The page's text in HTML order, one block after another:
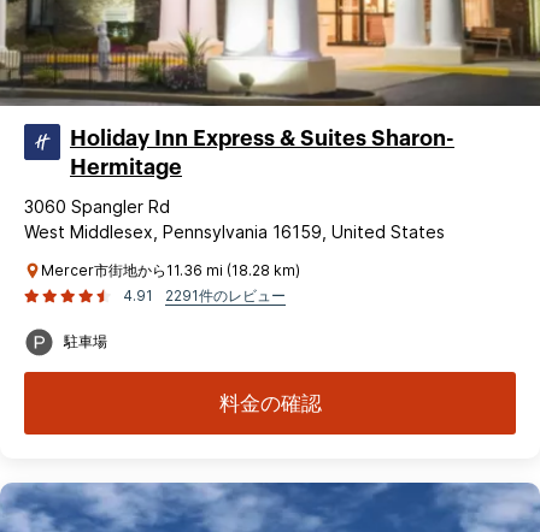
Holiday Inn Express & Suites Sharon-
Hermitage
3060 Spangler Rd
West Middlesex, Pennsylvania 16159, United States
Mercer市街地から11.36 mi (18.28 km)
4.91
2291件のレビュー
駐車場
料金の確認